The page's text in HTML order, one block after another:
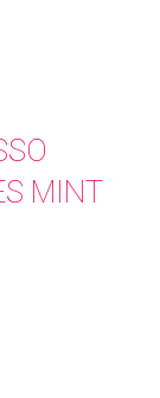
MINT